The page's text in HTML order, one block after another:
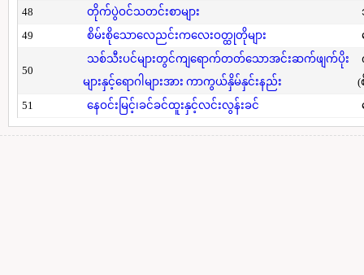
48 တိုက်ပွဲဝင်သတင်းစာများ
49
စိမ်းစိုသောလေညင်းကလေးဝတ္ထုတိုများ
50
သစ်သီးပင်များတွင်ကျရောက်တတ်သောအင်းဆက်ဖျက်ပိုး
များနှင့်ရောဂါများအား ကာကွယ်နှိမ်နှင်းနည်း
(
51
နေဝင်းမြင့်၊ခင်ခင်ထူးနှင့်လင်းလွန်းခင်